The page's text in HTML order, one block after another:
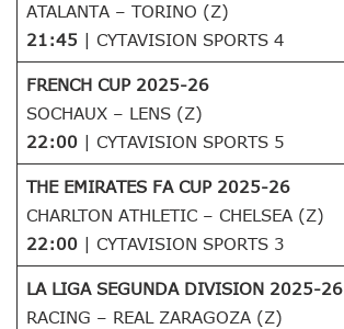
ATALANTA – TORINO (Z)
21:45 | CYTAVISION SPORTS 4
FRENCH CUP 2025-26
SOCHAUX – LENS (Z)
22:00| CYTAVISION SPORTS 5
THE EMIRATES FA CUP 2025-26
CHARLTON ATHLETIC – CHELSEA (Z)
22:00 | CYTAVISION SPORTS 3
LA LIGA SEGUNDA DIVISION 2025-26
RACING – REAL ZARAGOZA (Z)